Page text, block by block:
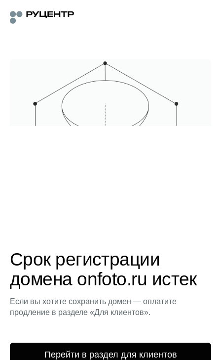
Срок регистрации
домена onfoto.ru истек
Если вы хотите сохранить домен — оплатите
продление в разделе «Для клиентов».
Перейти в раздел для клиентов